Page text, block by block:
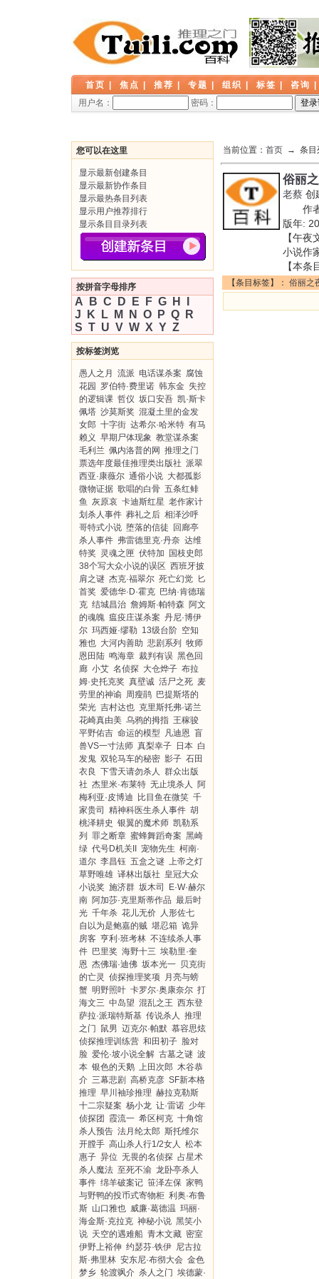
首页 焦点 推荐 专题 组织 标签 咨询
用户名：
密码：
您可以在这里
显示最新创建条目
显示最新协作条目
显示最热条目列表
显示用户推荐排行
显示条目目录列表
按拼音字母排序
A B C D E F G H
J
K L M N O P Q
R
S T U V W X Y Z
按标签浏览
愚人之月 流派 电话谋杀案 腐蚀
花园
罗伯特·费里诺 韩东金 失控
的逻辑课 哲仪 坂口安吾 凯·斯卡
佩塔 沙莫斯奖 混凝土里的金发
女郎 十字街 达希尔·哈米特 有马
赖义 早期尸体现象 教堂谋杀案
毛利兰 佩内洛普的网 推理之门
票选年度最佳推理类出版社 派翠
西亚·康薇尔 通俗小说 大都孤影
微物证据 歌唱的白骨 五条红鲱
鱼 灰原哀 卡迪斯红星 老作家计
划杀人事件 葬礼之后 相泽沙呼
哥特式小说 堕落的信徒
回廊亭
杀人事件 弗雷德里克·丹奈 达维
特奖 灵魂之匣 伏特加
国枝史郎
38个写大众小说的误区 西班牙披
肩之谜 杰克·福翠尔 死亡幻觉
匕
首奖 爱德华·D·霍克 巴纳·肯德瑞
克 结城昌治 詹姆斯·帕特森 阿文
的魂魄 瘟疫庄谋杀案 丹尼·博伊
尔 玛西娅·缪勒 13级台阶 空知
雅也 大河内善助 悲剧系列
牧师
恩田陆 鸣海章 裁判有误 黑色回
廊 小艾 名侦探 大仓烨子 布拉
姆·史托克奖 真壁诚 活尸之死 麦
劳里的神谕 周瘦鹃 巴提斯塔的
荣光 吉村达也 克里斯托弗·诺兰
花崎真由美 乌鸦的拇指 王稼骏
平野佑吉 命运的模型 凡迪恩 盲
兽VS一寸法师 真梨幸子 日本 白
发鬼 双轮马车的秘密 影子 石田
衣良 下雪天请勿杀人 群众出版
社 杰里米·布莱特 无止境杀人
阿
梅利亚·皮博迪
比目鱼在微笑 千
家贵司
精神科医生杀人事件 胡
桃泽耕史 银翼的魔术师 凯勒系
列
罪之断章 蜜蜂舞蹈奇案 黑崎
绿 代号D机关II 宠物先生 柯南·
道尔 李昌钰 五盒之谜 上帝之灯
草野唯雄 译林出版社 皇冠大众
小说奖 施济群 坂木司
E·W·赫尔
南 阿加莎·克里斯蒂作品 最后时
光 千年杀 花儿无价 人形佐七
自以为是鲍嘉的贼 堪忍箱 诡异
房客 亨利·班考林 不连续杀人事
件 巴里奖 海野十三 埃勒里·奎
恩 杰佛瑞·迪佛 坂本光一 贝克街
的亡灵 侦探推理奖项
月亮与螃
蟹 明野照叶 卡罗尔·奥康奈尔 打
海文三 中岛望 混乱之王 西东登
萨拉·派瑞特斯基 传说杀人 推理
之门 鼠男 迈克尔·帕默 慕容思炫
侦探推理训练营 和田初子 脸对
脸 爱伦·坡小说全解 古墓之谜 波
本 银色的天鹅 上田次郎 木谷恭
介 三幕悲剧 高桥克彦 SF新本格
推理 早川袖珍推理 赫拉克勒斯
十二宗疑案 杨小龙 让·雷诺 少年
侦探团
霞流一 希区柯克 十角馆
杀人预告 法月纶太郎 斯托维尔
开膛手 高山杀人行1/2女人 松本
惠子 异位 无畏的名侦探 占星术
杀人魔法 至死不渝 龙卧亭杀人
事件 绵羊破案记 笹泽左保 家鸭
与野鸭的投币式寄物柜 利奥·布鲁
斯 山口雅也 威廉·葛德温 玛丽·
海金斯·克拉克 神秘小说 黑笑小
说 天空的遇难船 青木文藏 密室
伊野上裕伸 约瑟芬·铁伊 尼古拉
斯·弗里林 安东尼·布彻大会 金色
梦乡 轮渡飒介 杀人之门 埃德蒙·
当前位置： 首页 → 条目
俗丽
老蔡 创
作者:
版年:
【午
小说作
【本条
【条目标签】： 俗丽之